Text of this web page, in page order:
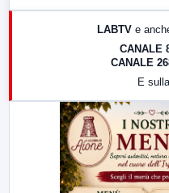
LABTV e
CANALE
CANALE
E